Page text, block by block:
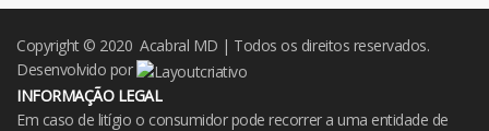
Copyright © 2020 Acabral MD | Todos os direitos reservados.
Desenvolvido por
INFORMAÇÃO LEGAL
Em caso de litígio o consumidor pode recorrer a uma entidade de